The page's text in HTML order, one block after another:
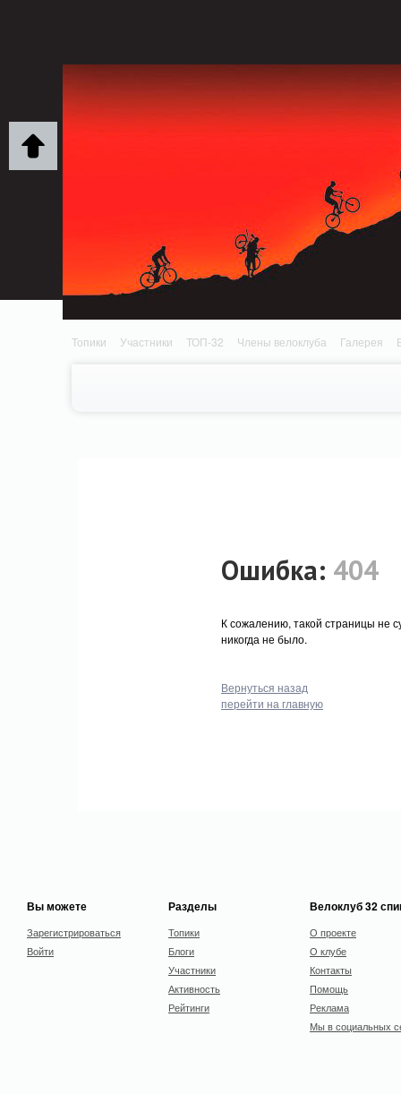
Топики Участники ТОП-32 Члены велоклуба Галерея
Ошибка: 404
К сожалению, такой страницы не
никогда не было.
Вернуться назад
перейти на главную
Вы можете
Зарегистрироваться
Войти
Разделы
Топики
Блоги
Участники
Активность
Рейтинги
Велоклуб 32
О проекте
О клубе
Контакты
Помощь
Реклама
Мы в социальных